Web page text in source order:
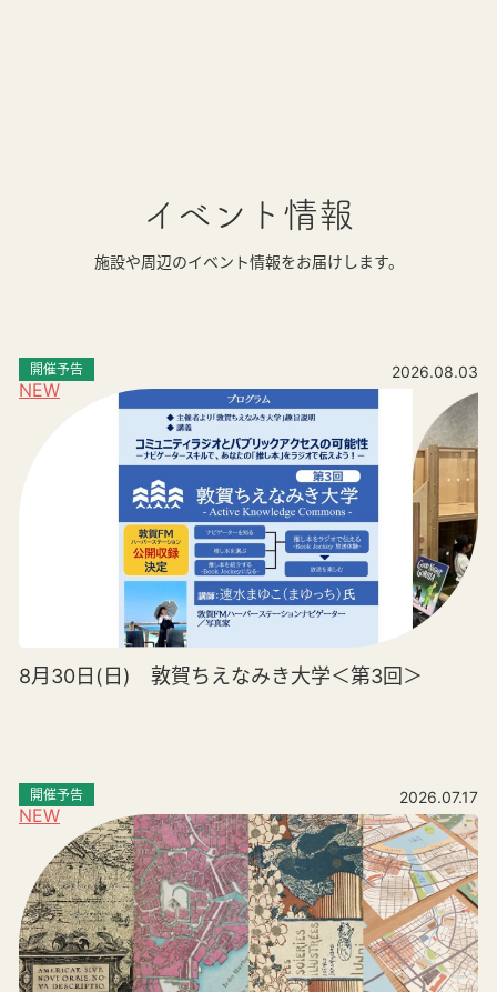
イベント情報
施設や周辺のイベント情報をお届けします。
NEW
開催予告 2026.08.03
8月30日(日) 敦賀ちえなみき大学＜第3回＞
NEW
開催予告 2026.07.17